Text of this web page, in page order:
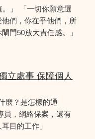
。」 「一切你願意選
們，你在乎他們，所
門50放大責任感。」
立處事 保障個人
麼？是怎樣的通
員，網絡保案，還有
目的工作」